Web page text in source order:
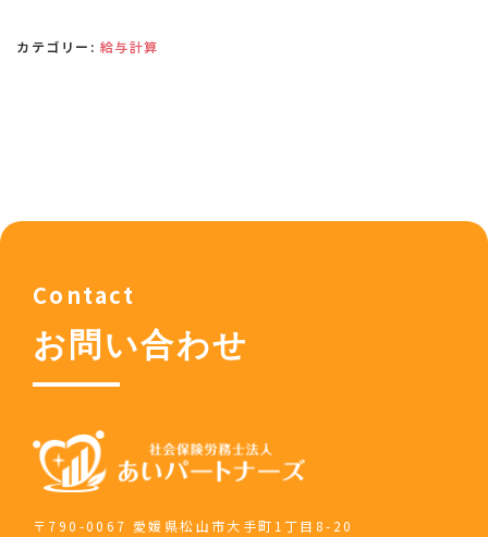
カテゴリー: 給与計算
Contact
お問い合わせ
〒790-0067 愛媛県松山市大手町1丁目8-20